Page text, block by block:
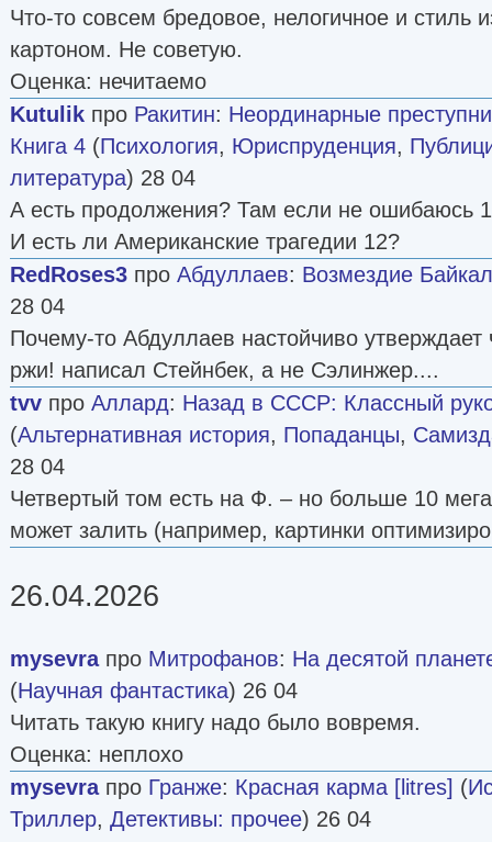
Что-то совсем бредовое, нелогичное и стиль
картоном. Не советую.
Оценка: нечитаемо
Kutulik про Ракитин: Неординарные
Книга 4 (Психология, Юриспруденция,
литература) 28 04
А есть продолжения? Там если не ошибаюсь
И есть ли Американские трагедии 12?
RedRoses3 про Абдуллаев: Возмездие
28 04
Почему-то Абдуллаев настойчиво
ржи! написал Стейнбек, а не Сэлинжер....
tvv про Аллард: Назад в СССР: Классный
(Альтернативная история, Попаданцы,
28 04
Четвертый том есть на Ф. – но больше 10
может залить (например, картинки
26.04.2026
mysevraпро Митрофанов: На десятой
(Научная фантастика) 26 04
Читать такую книгу надо было вовремя.
Оценка: неплохо
mysevraпро Гранже: Красная карма [litres] (
Триллер, Детективы: прочее) 26 04